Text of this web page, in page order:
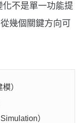
不是單一功能提
幾個關鍵方向可
）
）